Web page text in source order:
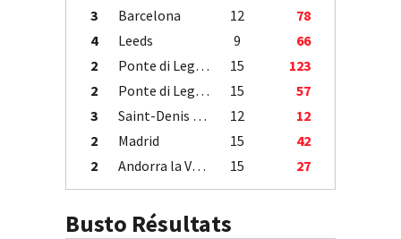
3
Barcelona 12
78
4
Leeds 9
66
2
Ponte di Legno 15
123
2
Ponte di Legno 15
57
3
Saint-Denis / Île de la Réunion 12
12
2
Madrid 15
42
2
Andorra la Vella 15 27
Busto Résultats